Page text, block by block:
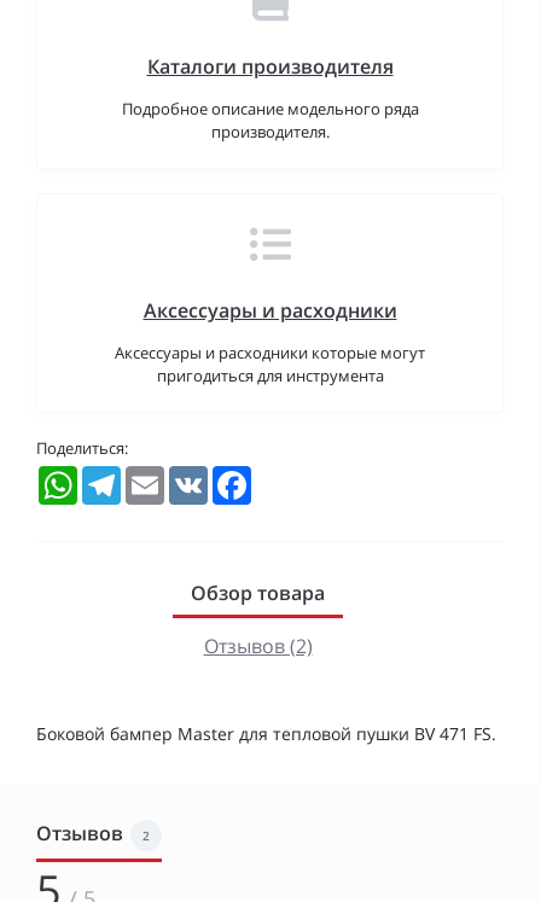
Каталоги производителя
Подробное описание модельного ряда
производителя.
Аксессуары и расходники
Аксессуары и расходники которые могут
пригодиться для инструмента
Поделиться:
WhatsAppTelegramEmail VK
Обзор товара
Отзывов (2)
Боковой бампер Master для тепловой пушки BV 471 FS.
Отзывов 2